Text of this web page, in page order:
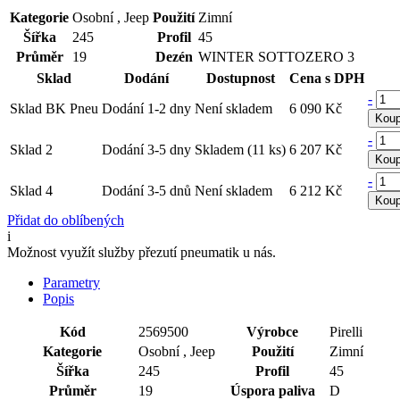
Kategorie Osobní , Jeep Použití Zimní
Šířka
245 Profil 45
Průměr
19 Dezén WINTER SOTTOZERO 3
Sklad
Dodání Dostupnost
Cena s DPH
Sklad BK Pneu Dodání 1-2 dny Není skladem 6 090 Kč
-
Sklad 2 Dodání 3-5 dny Skladem (11 ks) 6 207 Kč
-
Sklad 4 Dodání 3-5 dnů Není skladem 6 212 Kč
-
Přidat do oblíbených
i
Možnost využít služby přezutí pneumatik u nás.
Parametry
Popis
Kód 2569500 Výrobce
Pirelli
Kategorie
Osobní , Jeep Použití
Zimní
Šířka
245 Profil
45
Průměr
19 Úspora paliva
D